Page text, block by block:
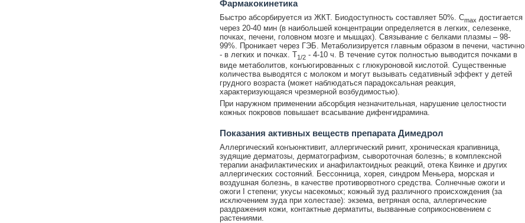
Фармакокинетика
Быстро абсорбируется из ЖКТ. Биодоступность составляет 50%. Cmax достигается
через 20-40 мин (в наибольшей концентрации определяется в легких, селезенке,
почках, печени, головном мозге и мышцах). Связывание с белками плазмы – 98-
99%. Проникает через ГЭБ. Метаболизируется главным образом в печени, частично
- в легких и почках. T1/2- 4-10 ч. В течение суток полностью выводится почками в
виде метаболитов, конъюгированных с глюкуроновой кислотой. Существенные
количества выводятся с молоком и могут вызывать седативный эффект у детей
грудного возраста (может наблюдаться парадоксальная реакция,
характеризующаяся чрезмерной возбудимостью).
При наружном применении абсорбция незначительная, нарушение целостности
кожных покровов повышает всасывание дифенгидрамина.
Показания активных веществ препарата Димедрол
Аллергический конъюнктивит, аллергический ринит, хроническая крапивница,
зудящие дерматозы, дерматографизм, сывороточная болезнь; в комплексной
терапии анафилактических и анафилактоидных реакций, отека Квинке и других
аллергических состояний. Бессонница, хорея, синдром Меньера, морская и
воздушная болезнь, в качестве противорвотного средства. Солнечные ожоги и
ожоги I степени; укусы насекомых; кожный зуд различного происхождения (за
исключением зуда при холестазе): экзема, ветряная оспа, аллергические
раздражения кожи, контактные дерматиты, вызванные соприкосновением с
растениями.